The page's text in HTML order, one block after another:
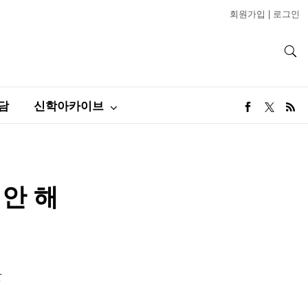
회원가입 로그인
신학아카이브
해